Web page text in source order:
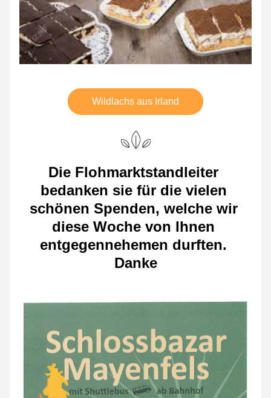
Wildlachs aus Irland
Die Flohmarktstandleiter
bedanken sie für die vielen
schönen Spenden, welche wir
diese Woche von Ihnen
entgegennehemen durften.
Danke